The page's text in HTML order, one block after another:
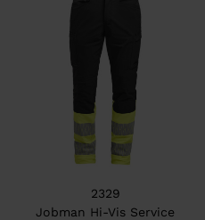
2329
Jobman Hi-Vis Service